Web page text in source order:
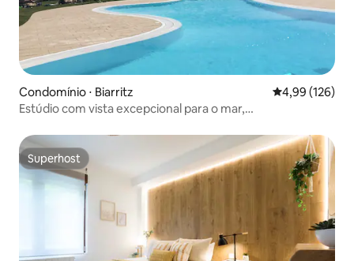
Condomínio ⋅ Biarritz 4,99 de uma
4,99 (126)
Estúdio com vista excepcional para o mar,
Superhost
Superhost